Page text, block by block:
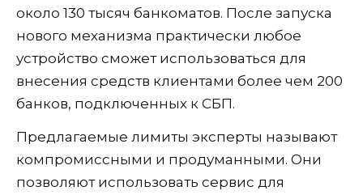
около 130 тысяч банкоматов. После запуска
нового механизма практически любое
устройство сможет использоваться для
внесения средств клиентами более чем 200
банков, подключенных к СБП.
Предлагаемые лимиты эксперты называют
компромиссными и продуманными. Они
позволяют использовать сервис для